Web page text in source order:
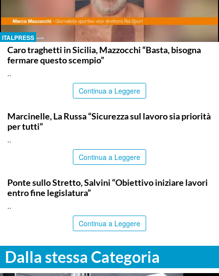
ITALPRESS
Caro traghetti in Sicilia, Mazzocchi “Basta, bisogna
fermare questo scempio”
..
Continua a Leggere
Marcinelle, La Russa “Sicurezza sul lavoro sia priorità
per tutti”
..
Continua a Leggere
Ponte sullo Stretto, Salvini “Obiettivo iniziare lavori
entro fine legislatura”
..
Continua a Leggere
Dalla stessa Categoria